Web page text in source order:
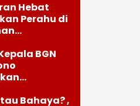
Modus Titip
Hebat
Perahu di
BGN
Ganda
Bahaya? ,